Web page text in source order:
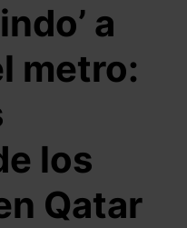
a
metro:
los
Qatar